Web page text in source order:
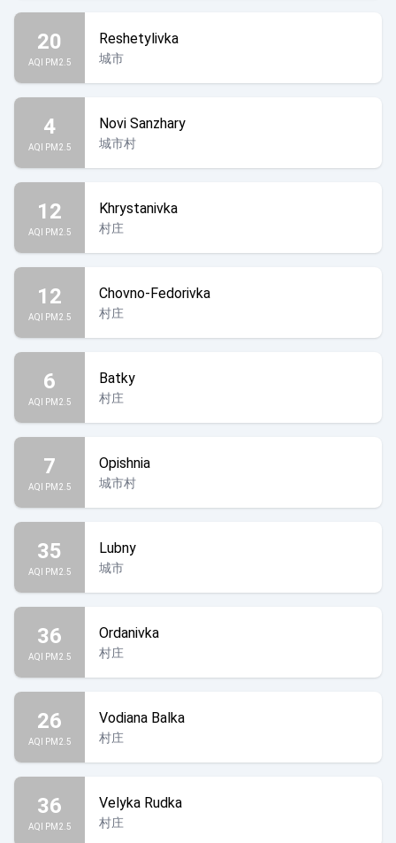
20
AQI PM2.5
Reshetylivka
城市
4
AQI PM2.5
Novi Sanzhary
城市村
12
AQI PM2.5
Khrystanivka
村庄
12
AQI PM2.5
Chovno-Fedorivka
村庄
6
AQI PM2.5
Batky
村庄
7
AQI PM2.5
Opishnia
城市村
35
AQI PM2.5
Lubny
城市
36
AQI PM2.5
Ordanivka
村庄
26
AQI PM2.5
Vodiana Balka
村庄
36
AQI PM2.5
Velyka Rudka
村庄